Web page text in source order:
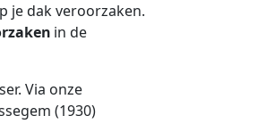
je dak veroorzaken.
in de
Via onze
(1930)